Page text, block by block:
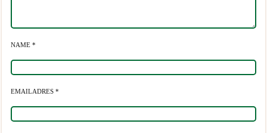
NAME *
EMAILADRES *